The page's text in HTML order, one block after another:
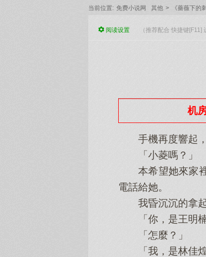
当前位置: 免费小说网 其他 > 《薔薇下的
阅读设置 （推荐配合 快捷键[F11]
机
手機再度響起，
「小菱嗎？」
本希望她來家裡
電話給她。
我昏沉沉的拿起
「你，是王明楠
「怎麼？」
「我，是林佳煌